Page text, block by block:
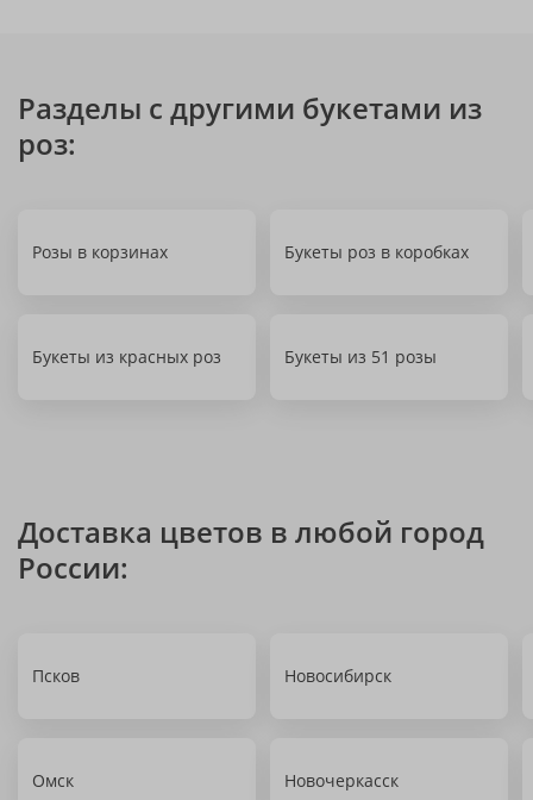
Разделы с другими букетами из
роз:
Розы в корзинах Букеты роз в коробках
Букеты из красных роз Букеты из 51 розы
Доставка цветов в любой город
России:
Псков Новосибирск
Омск Новочеркасск